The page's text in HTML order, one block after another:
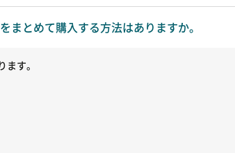
まとめて購入する方法はありますか。
す。